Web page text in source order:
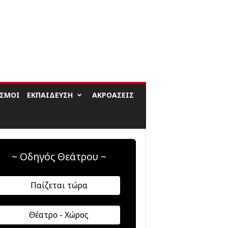
ΕΚΠΑΊΔΕΥΣΗ ΑΚΡΟΆΣΕΙΣ
~ Οδηγός Θεάτρου ~
Παίζεται τώρα
Θέατρο - Χώρος